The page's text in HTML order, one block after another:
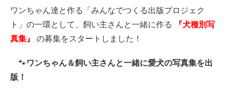
ワンちゃん達と作る「みんなでつくる出版プロジェク
ト」の一環として、飼い主さんと一緒に作る
『犬種別写
真集』
の募集をスタートしました！
🐾ワンちゃん＆飼い主さんと一緒に愛犬の写真集を出
版！